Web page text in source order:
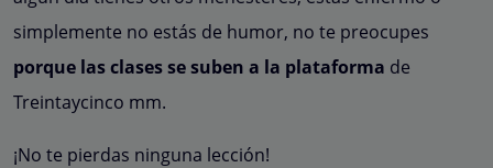
simplemente no estás de humor, no te preocupes
porque las clases se suben a la plataforma de
Treintaycinco mm.
¡No te pierdas ninguna lección!